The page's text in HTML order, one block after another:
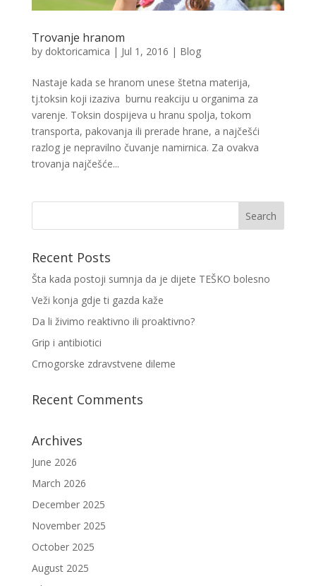
Trovanje hranom
by doktoricamica | Jul 1, 2016 | Blog
Nastaje kada se hranom unese štetna materija,
tj.toksin koji izaziva burnu reakciju u organima za
varenje. Toksin dospijeva u hranu spolja, tokom
transporta, pakovanja ili prerade hrane, a najčešći
razlog je nepravilno čuvanje namirnica. Za ovakva
trovanja najčešće...
Recent Posts
Šta kada postoji sumnja da je dijete TEŠKO bolesno
Veži konja gdje ti gazda kaže
Da li živimo reaktivno ili proaktivno?
Grip i antibiotici
Crnogorske zdravstvene dileme
Recent Comments
Archives
June 2026
March 2026
December 2025
November 2025
October 2025
August 2025